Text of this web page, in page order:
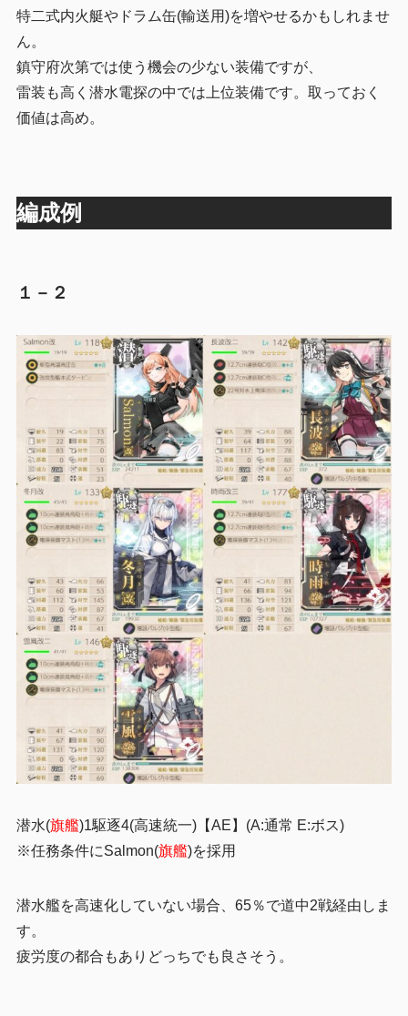
特二式内火艇やドラム缶(輸送用)を増やせるかもしれませ
ん。
鎮守府次第では使う機会の少ない装備ですが、
雷装も高く潜水電探の中では上位装備です。取っておく
価値は高め。
編成例
１－２
潜水(旗艦)1駆逐4(高速統一)【AE】(A:通常 E:ボス)
※任務条件にSalmon(旗艦)を採用
潜水艦を高速化していない場合、65％で道中2戦経由しま
す。
疲労度の都合もありどっちでも良さそう。